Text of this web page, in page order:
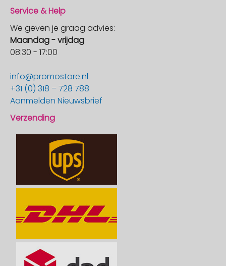
Service & Help
We geven je graag advies:
Maandag - vrijdag
08:30 - 17:00
info@promostore.nl
+31 (0) 318 – 728 788
Aanmelden Nieuwsbrief
Verzending